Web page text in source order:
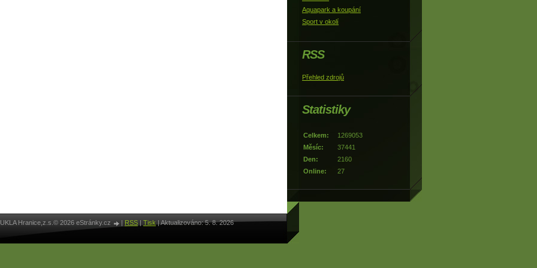
Aquapark a koupání
Sport v okolí
RSS
Přehled zdrojů
Statistiky
Online: 27
Celkem:
1269053
Měsíc:
37441
Den:
2160
Hranice,z.s.© 2026 eStránky.cz RSS Tisk Aktualizováno: 5. 8. 2026